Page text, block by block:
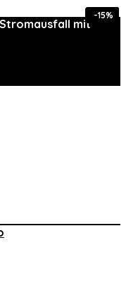
mit
-10%
-10%
-15%
-10%
-30%
-10%
-15%